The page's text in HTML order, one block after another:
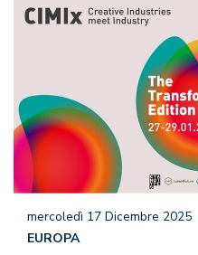
mercoledì 17 Dicembre 2025
EUROPA